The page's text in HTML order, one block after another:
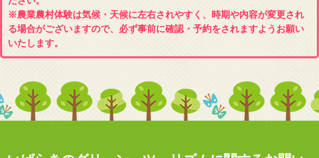
※農業農村体験は気候・天候に左右されやすく、時期や内容が変更され
る場合がございますので、必ず事前に確認・予約をされますようお願い
いたします。